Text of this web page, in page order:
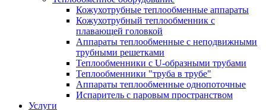
Кожухотрубные теплообменные аппараты
Кожухотрубный теплообменник с
плавающей головкой
Аппараты теплообменные с неподвижными
трубными решетками
Теплообменники с U-образными трубами
Теплообменники "труба в трубе"
Аппараты теплообменные однопоточные
Испаритель с паровым пространством
Услуги